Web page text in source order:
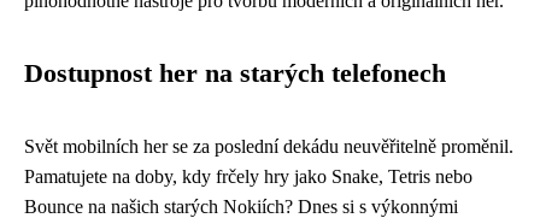
Dostupnost her na starých telefonech
Svět mobilních her se za poslední dekádu neuvěřitelně proměnil.
Pamatujete na doby, kdy frčely hry jako Snake, Tetris nebo
Bounce na našich starých Nokiích? Dnes si s výkonnými